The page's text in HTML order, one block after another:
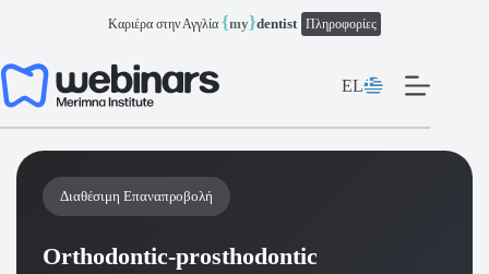
Καριέρα στην Αγγλία {my}dentist Πληροφορίες
EL
Διαθέσιμη Επαναπροβολή
Orthodontic-prosthodontic